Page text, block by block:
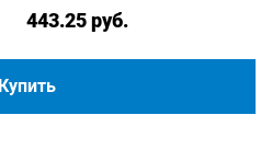
443.25руб.
Купить